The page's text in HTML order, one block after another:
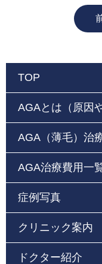
TOP
AGAとは（原因
AGA（薄毛）治
AGA治療費用一
症例写真
クリニック案内
ドクター紹介